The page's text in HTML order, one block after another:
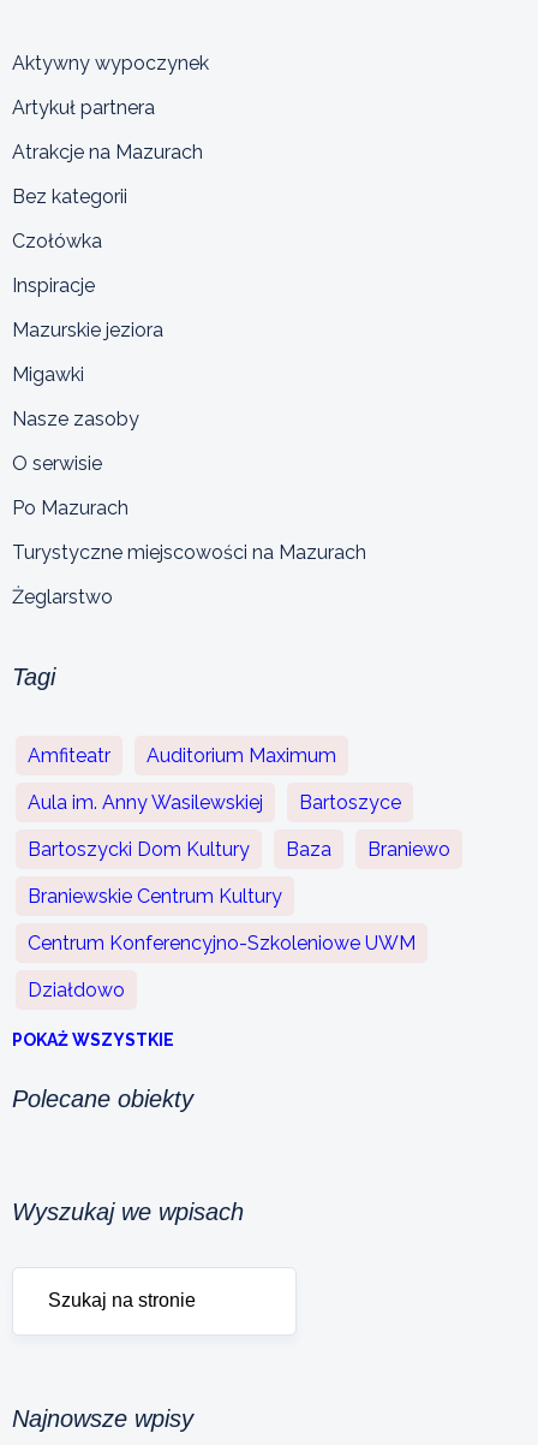
Aktywny wypoczynek
Artykuł partnera
Atrakcje na Mazurach
Bez kategorii
Czołówka
Inspiracje
Mazurskie jeziora
Migawki
Nasze zasoby
O serwisie
Po Mazurach
Turystyczne miejscowości na Mazurach
Żeglarstwo
Tagi
Amfiteatr Auditorium Maximum
Aula im. Anny Wasilewskiej Bartoszyce
Bartoszycki Dom Kultury Baza Braniewo
Braniewskie Centrum Kultury
Centrum Konferencyjno-Szkoleniowe UWM
Działdowo
POKAŻ WSZYSTKIE
Polecane obiekty
Wyszukaj we wpisach
Najnowsze wpisy